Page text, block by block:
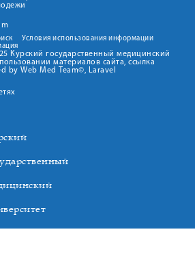
Условия использования информации
Курский государственный медицинский
материалов сайта, ссылка
by Web Med Team©, Laravel